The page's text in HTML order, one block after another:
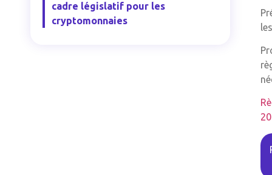
cadre législatif pour les
cryptomonnaies